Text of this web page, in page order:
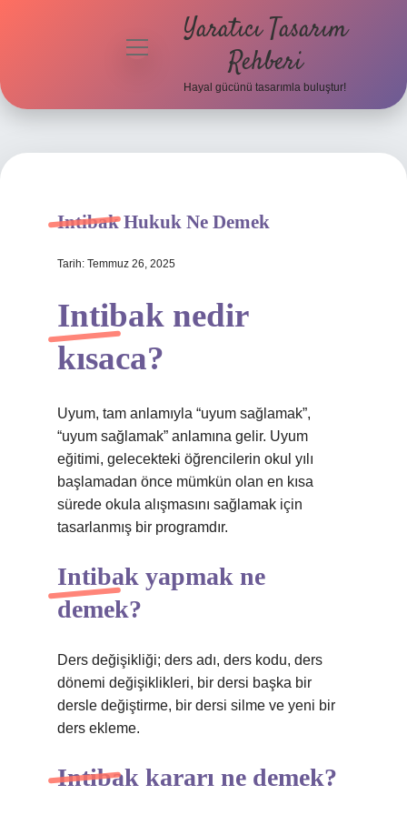
menüyü
Yaratıcı Tasarım
Rehberi
Hayal gücünü tasarımla buluştur!
Intibak Hukuk Ne Demek
Tarih: Temmuz 26, 2025
Intibak nedir
kısaca?
Uyum, tam anlamıyla “uyum sağlamak”,
“uyum sağlamak” anlamına gelir. Uyum
eğitimi, gelecekteki öğrencilerin okul yılı
başlamadan önce mümkün olan en kısa
sürede okula alışmasını sağlamak için
tasarlanmış bir programdır.
Intibak yapmak ne
demek?
Ders değişikliği; ders adı, ders kodu, ders
dönemi değişiklikleri, bir dersi başka bir
dersle değiştirme, bir dersi silme ve yeni bir
ders ekleme.
Intibak kararı ne demek?